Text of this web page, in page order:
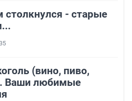
столкнулся - старые
(вино, пиво,
Ваши любимые